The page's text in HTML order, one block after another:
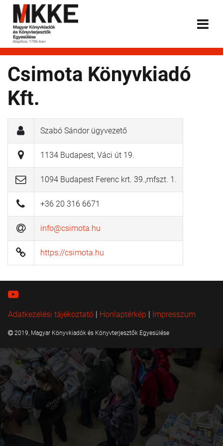
Csimota Könyvkiadó
Kft.
Szabó Sándor ügyvezető
1134 Budapest, Váci út 19.
1094 Budapest Ferenc krt. 39.,mfszt. 1.
+36 20 316 6671
info@csimota.hu
https://csimota.hu
Adatkezelési tájékoztató | Honlaptérkép | Impresszum
2019, Magyar Könyvkiadók és Könyvterjesztők Egyesülése